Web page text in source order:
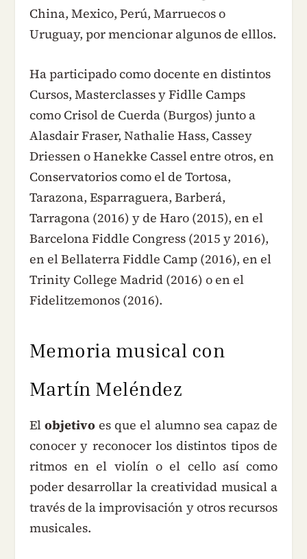
China, Mexico, Perú, Marruecos o
Uruguay, por mencionar algunos de elllos.
Ha participado como docente en distintos
Cursos, Masterclasses y Fidlle Camps
como Crisol de Cuerda (Burgos) junto a
Alasdair Fraser, Nathalie Hass, Cassey
Driessen o Hanekke Cassel entre otros, en
Conservatorios como el de Tortosa,
Tarazona, Esparraguera, Barberá,
Tarragona (2016) y de Haro (2015), en el
Barcelona Fiddle Congress (2015 y 2016),
en el Bellaterra Fiddle Camp (2016), en el
Trinity College Madrid (2016) o en el
Fidelitzemonos (2016).
Memoria musical con
Martín Meléndez
El objetivoes que el alumno sea capaz de
conocer y reconocer los distintos tipos de
ritmos en el violín o el cello así como
poder desarrollar la creatividad musical a
través de la improvisación y otros recursos
musicales.